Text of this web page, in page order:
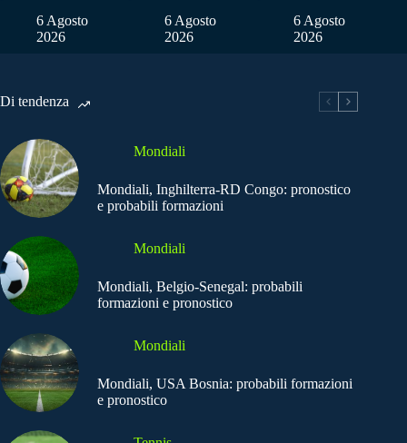
6 Agosto
2026
6 Agosto
2026
6 Agosto
2026
Di tendenza
Mondiali
Mondiali, Inghilterra-RD Congo: pronostico
e probabili formazioni
Mondiali
Mondiali, Belgio-Senegal: probabili
formazioni e pronostico
Mondiali
Mondiali, USA Bosnia: probabili formazioni
e pronostico